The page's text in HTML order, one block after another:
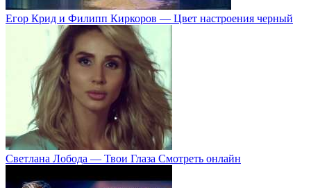
Егор Крид и Филипп Киркоров — Цвет настроения черный
Светлана Лобода — Твои Глаза Смотреть онлайн